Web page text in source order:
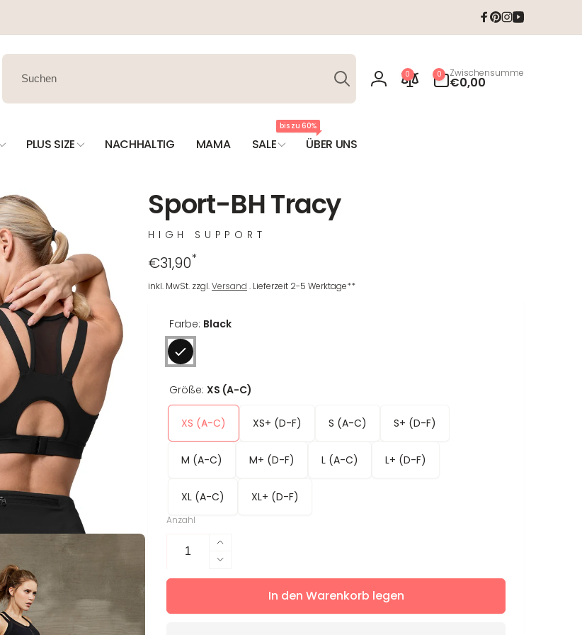
Facebook
Pinterest
Instagram
YouTube
Suchen
Einloggen
0 0
Artikel
Zwischensumme
€0,00
PLUS SIZE NACHHALTIG MAMA SALE
bis zu 60%
ÜBER UNS
Sport-BH Tracy
HIGH SUPPORT
Regulärer
Preis
€31,90*
inkl. MwSt. zzgl.Versand . Lieferzeit 2-5 Werktage**
Farbe: Black
Größe: XS (A-C)
XS (A-C) XS+ (D-F) S (A-C) S+ (D-F)
M (A-C) M+ (D-F) L (A-C) L+ (D-F)
XL (A-C) XL+ (D-F)
Anzahl
Erhöhe
die
Menge
Verringere
die
für
In den Warenkorb legen